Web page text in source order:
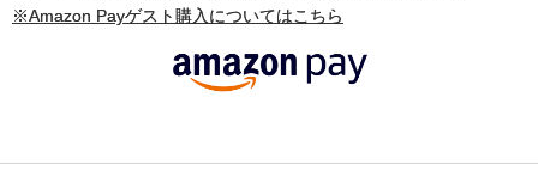
※Amazon Payゲスト購入についてはこちら